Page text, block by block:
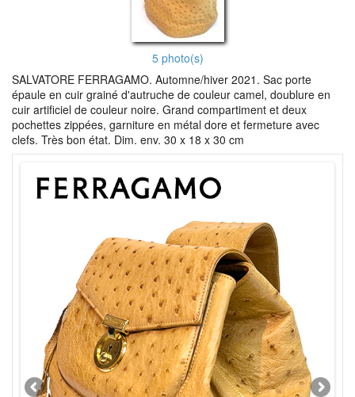
5 photo(s)
SALVATORE FERRAGAMO. Automne/hiver 2021. Sac porte
épaule en cuir grainé d'autruche de couleur camel, doublure en
cuir artificiel de couleur noire. Grand compartiment et deux
pochettes zippées, garniture en métal dore et fermeture avec
clefs. Très bon état. Dim. env. 30 x 18 x 30 cm